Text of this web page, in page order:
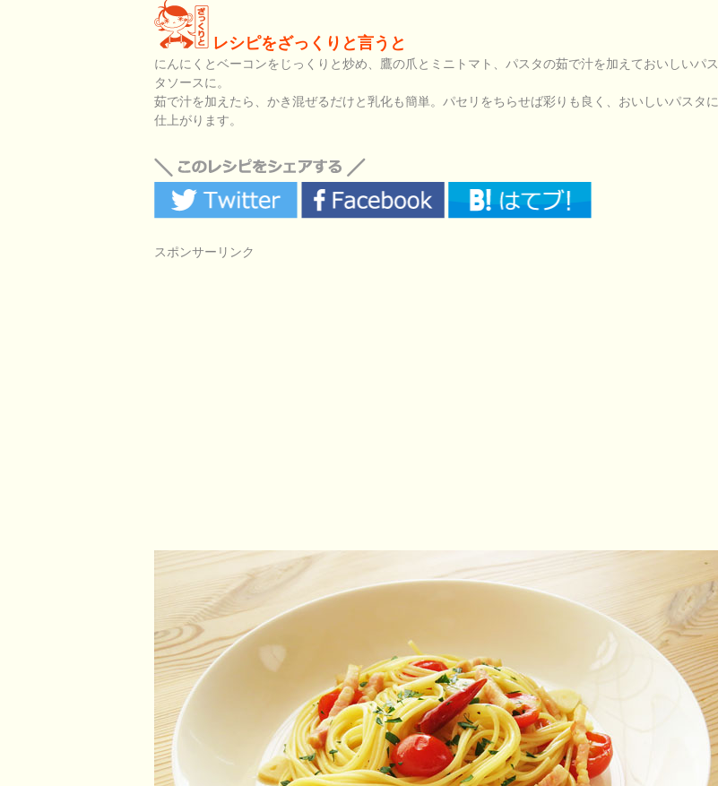
レシピをざっくりと言うと
にんにくとベーコンをじっくりと炒め、鷹の爪とミニトマト、パスタの茹で汁を加えておいしいパス
タソースに。
茹で汁を加えたら、かき混ぜるだけと乳化も簡単。パセリをちらせば彩りも良く、おいしいパスタに
仕上がります。
スポンサーリンク